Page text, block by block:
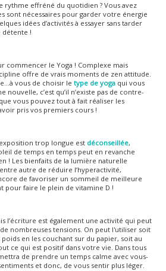
rythme effréné du quotidien ? Vous avez
sont nécessaires pour garder votre énergie
idées d’activités à essayer sans tarder
détente !
commencer le Yoga ! Complexe mais
offre de vrais moments de zen attitude.
vous de choisir le type de yogaqui vous
nouvelle, c’est qu’il n’existe pas de contre-
vous pouvez tout à fait réaliser les
pris vos premiers cours !
trop longue est déconseillée,
de temps en temps peut en revanche
! Les bienfaits de la lumière naturelle
autre de réduire l’hyperactivité,
de favoriser un sommeil de meilleure
pour faire le plein de vitamine D !
l’écriture est également une activité qui peut
nombreuses tensions. On peut l'utiliser soit
en les couchant sur du papier, soit au
ce qui est positif dans votre vie. Dans tous
de prendre un temps calme avec vous-
et donc, de vous sentir plus léger.